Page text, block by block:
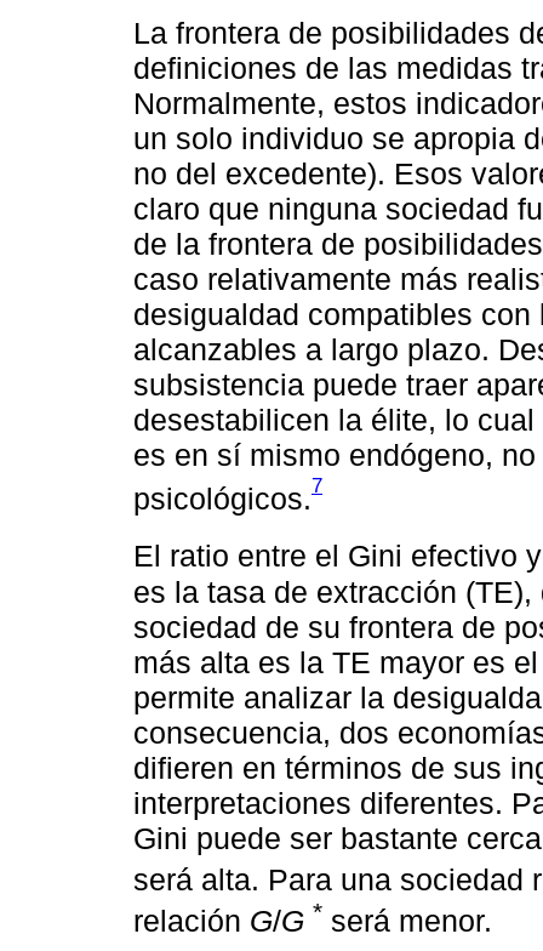
La frontera de posibilidades
definiciones de las medidas
Normalmente, estos
un solo individuo se apropia
no del excedente). Esos
claro que ninguna sociedad
de la frontera de
caso relativamente más
desigualdad compatibles
alcanzables a largo plazo.
subsistencia puede traer
desestabilicen la élite, lo
es en sí mismo endógeno,
psicológicos.7
El ratio entre el Gini efectivo
es la tasa de extracción
sociedad de su frontera de
más alta es la TE mayor es
permite analizar la
consecuencia, dos
difieren en términos de sus
interpretaciones diferentes.
Gini puede ser bastante
será alta. Para una sociedad
relación G/G * será menor.